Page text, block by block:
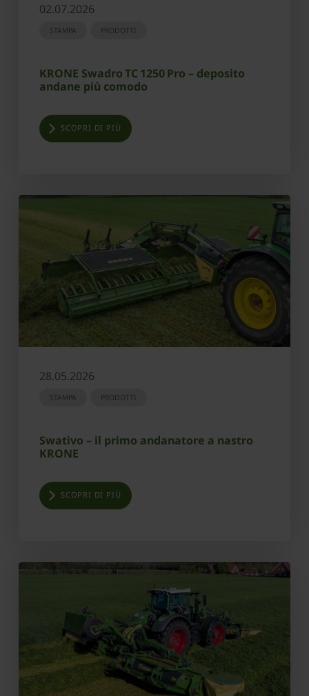
02.07.2026
STAMPA PRODOTTI
KRONE Swadro TC 1250 Pro – deposito
andane più comodo
SCOPRI DI PIÙ
28.05.2026
STAMPA PRODOTTI
Swativo – il primo andanatore a nastro
KRONE
SCOPRI DI PIÙ